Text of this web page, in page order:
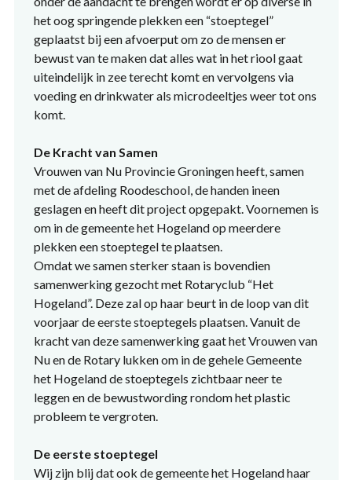
het oog springende plekken een “stoeptegel”
geplaatst bij een afvoerput om zo de mensen er
bewust van te maken dat alles wat in het riool gaat
uiteindelijk in zee terecht komt en vervolgens via
voeding en drinkwater als microdeeltjes weer tot ons
komt.
De Kracht van Samen
Vrouwen van Nu Provincie Groningen heeft, samen
met de afdeling Roodeschool, de handen ineen
geslagen en heeft dit project opgepakt. Voornemen is
om in de gemeente het Hogeland op meerdere
plekken een stoeptegel te plaatsen.
Omdat we samen sterker staan is bovendien
samenwerking gezocht met Rotaryclub “Het
Hogeland”. Deze zal op haar beurt in de loop van dit
voorjaar de eerste stoeptegels plaatsen. Vanuit de
kracht van deze samenwerking gaat het Vrouwen van
Nu en de Rotary lukken om in de gehele Gemeente
het Hogeland de stoeptegels zichtbaar neer te
leggen en de bewustwording rondom het plastic
probleem te vergroten.
De eerste stoeptegel
Wij zijn blij dat ook de gemeente het Hogeland haar